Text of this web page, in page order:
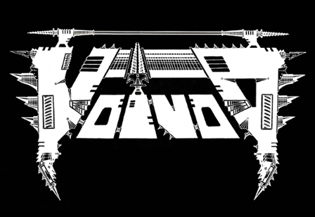
CREDITS
CHOISIR
UN
THÈME
SYMPHONIQUE